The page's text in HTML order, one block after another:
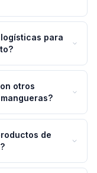
para
otros
de